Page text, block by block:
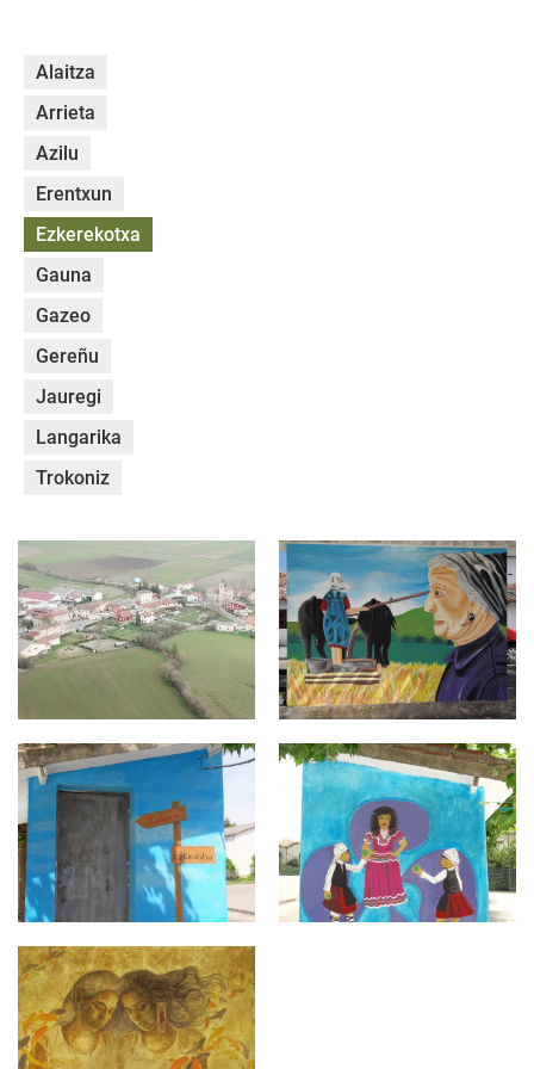
Alaitza
Arrieta
Azilu
Erentxun
Ezkerekotxa
Gauna
Gazeo
Gereñu
Jauregi
Langarika
Trokoniz
EZKEREKOTXA.jpg Exkerekotxa 1.jpg
Exkerekotxa4.jpg Exkerekotxa3.jpg
Exkerekotxa2.jpg